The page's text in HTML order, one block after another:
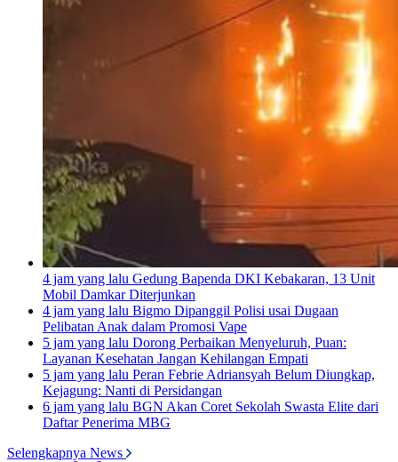
4 jam yang lalu Gedung Bapenda DKI Kebakaran, 13 Unit
Mobil Damkar Diterjunkan
4 jam yang lalu Bigmo Dipanggil Polisi usai Dugaan
Pelibatan Anak dalam Promosi Vape
5 jam yang lalu Dorong Perbaikan Menyeluruh, Puan:
Layanan Kesehatan Jangan Kehilangan Empati
5 jam yang lalu Peran Febrie Adriansyah Belum Diungkap,
Kejagung: Nanti di Persidangan
6 jam yang lalu BGN Akan Coret Sekolah Swasta Elite dari
Daftar Penerima MBG
Selengkapnya News